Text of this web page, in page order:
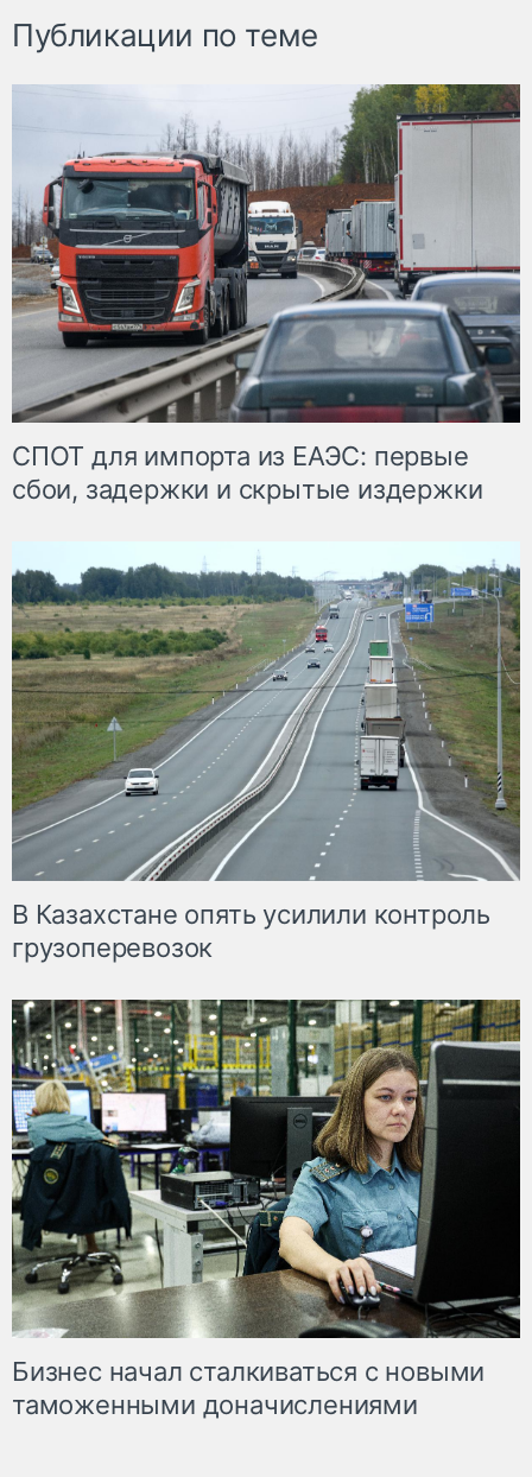
Публикации по теме
СПОТ для импорта из ЕАЭС: первые
сбои, задержки и скрытые издержки
В Казахстане опять усилили контроль
грузоперевозок
Бизнес начал сталкиваться с новыми
таможенными доначислениями